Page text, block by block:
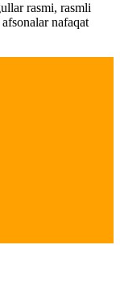
rasmi, rasmli
nafaqat